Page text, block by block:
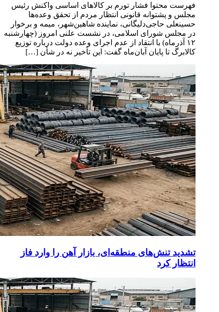
فهرست محتوا فشار تورم بر کالاهای اساسی واکنش رئیس
مجلس و پشتوانه قانونی انتظار مردم از تحقق وعده‌ها
حسینعلی حاجی‌دلیگانی، نماینده شاهین‌شهر، میمه و برخوار
در مجلس شورای اسلامی، در نشست علنی امروز (چهارشنبه
۱۲ آذرماه) با انتقاد از عدم اجرای وعده دولت درباره توزیع
کالابرگ تا پایان آبان‌ماه گفت: این تأخیر نه در شأن […]
تشدید تنش‌های منطقه‌ای، بازار آهن را وارد فاز
انتظار کرد